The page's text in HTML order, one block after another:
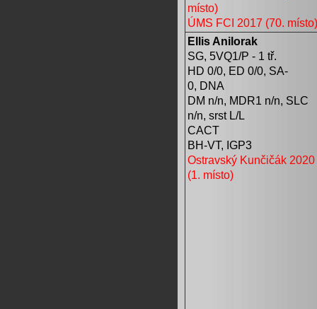
místo)
ÚMS FCI 2017 (70. místo)
Ellis Anilorak
SG, 5VQ1/P - 1 tř.
HD 0/0, ED 0/0, SA-
0, DNA
DM n/n, MDR1 n/n, SLC
n/n, srst L/L
CACT
BH-VT, IGP3
Ostravský Kunčičák 2020
(1. místo)